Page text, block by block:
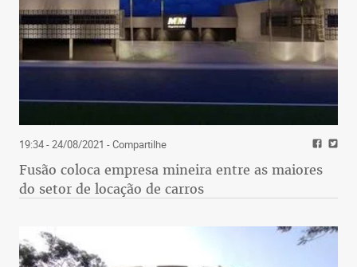
19:34 - 24/08/2021 - Compartilhe
Fusão coloca empresa mineira entre as maiores
do setor de locação de carros